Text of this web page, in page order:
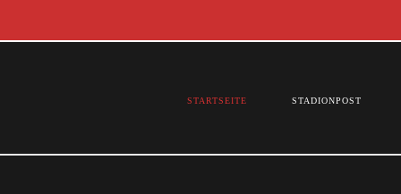
STARTSEITE STADIONPOST